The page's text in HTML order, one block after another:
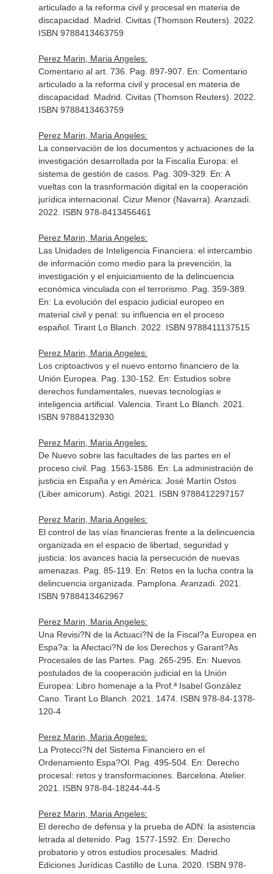
articulado a la reforma civil y procesal en materia de
discapacidad . Madrid. Civitas (Thomson Reuters). 2022.
ISBN 9788413463759
Perez Marin, Maria Angeles:
Comentario al art. 736. Pag. 897-907. En: Comentario
articulado a la reforma civil y procesal en materia de
discapacidad . Madrid. Civitas (Thomson Reuters). 2022.
ISBN 9788413463759
Perez Marin, Maria Angeles:
La conservación de los documentos y actuaciones de la
investigación desarrollada por la Fiscalía Europa: el
sistema de gestión de casos. Pag. 309-329. En: A
vueltas con la trasnformación digital en la cooperación
jurídica internacional. Cizur Menor (Navarra). Aranzadi.
2022. ISBN 978-8413456461
Perez Marin, Maria Angeles:
Las Unidades de Inteligencia Financiera: el intercambio
de información como medio para la prevención, la
investigación y el enjuiciamiento de la delincuencia
económica vinculada con el terrorismo. Pag. 359-389.
En: La evolución del espacio judicial europeo en
material civil y penal: su influencia en el proceso
español. Tirant Lo Blanch. 2022. ISBN 9788411137515
Perez Marin, Maria Angeles:
Los criptoactivos y el nuevo entorno financiero de la
Unión Europea. Pag. 130-152. En: Estudios sobre
derechos fundamentales, nuevas tecnologías e
inteligencia artificial. Valencia. Tirant Lo Blanch. 2021.
ISBN 97884132930
Perez Marin, Maria Angeles:
De Nuevo sobre las facultades de las partes en el
proceso civil. Pag. 1563-1586. En: La administración de
justicia en España y en América: José Martín Ostos
(Liber amicorum) . Astigi. 2021. ISBN 9788412297157
Perez Marin, Maria Angeles:
El control de las vías financieras frente a la delincuencia
organizada en el espacio de libertad, seguridad y
justicia: los avances hacia la persecución de nuevas
amenazas. Pag. 85-119. En: Retos en la lucha contra la
delincuencia organizada . Pamplona. Aranzadi. 2021.
ISBN 9788413462967
Perez Marin, Maria Angeles:
Una Revisi?N de la Actuaci?N de la Fiscal?a Europea en
Espa?a: la Afectaci?N de los Derechos y Garant?As
Procesales de las Partes. Pag. 265-295. En: Nuevos
postulados de la cooperación judicial en la Unión
Europea: Libro homenaje a la Prof.ª Isabel González
Cano. Tirant Lo Blanch. 2021. 1474. ISBN 978-84-1378-
120-4
Perez Marin, Maria Angeles:
La Protecci?N del Sistema Financiero en el
Ordenamiento Espa?Ol. Pag. 495-504. En: Derecho
procesal: retos y transformaciones. Barcelona. Atelier.
2021. ISBN 978-84-18244-44-5
Perez Marin, Maria Angeles:
El derecho de defensa y la prueba de ADN: la asistencia
letrada al detenido. Pag. 1577-1592. En: Derecho
probatorio y otros estudios procesales. Madrid.
Ediciones Jurídicas Castillo de Luna. 2020. ISBN 978-